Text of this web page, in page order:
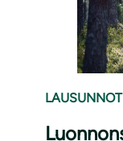
LAUSUNNOT